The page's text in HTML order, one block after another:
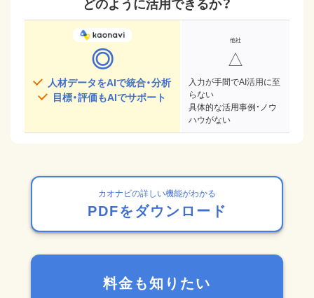
◎
人材データをAIで統合・分析
目標・評価もAIでサポート
△
入力が手間でAI活用に至
らない
具体的な活用事例・ノウ
ハウがない
カオナビの詳しい機能がわかる
PDFをダウンロード
料金も知りたい